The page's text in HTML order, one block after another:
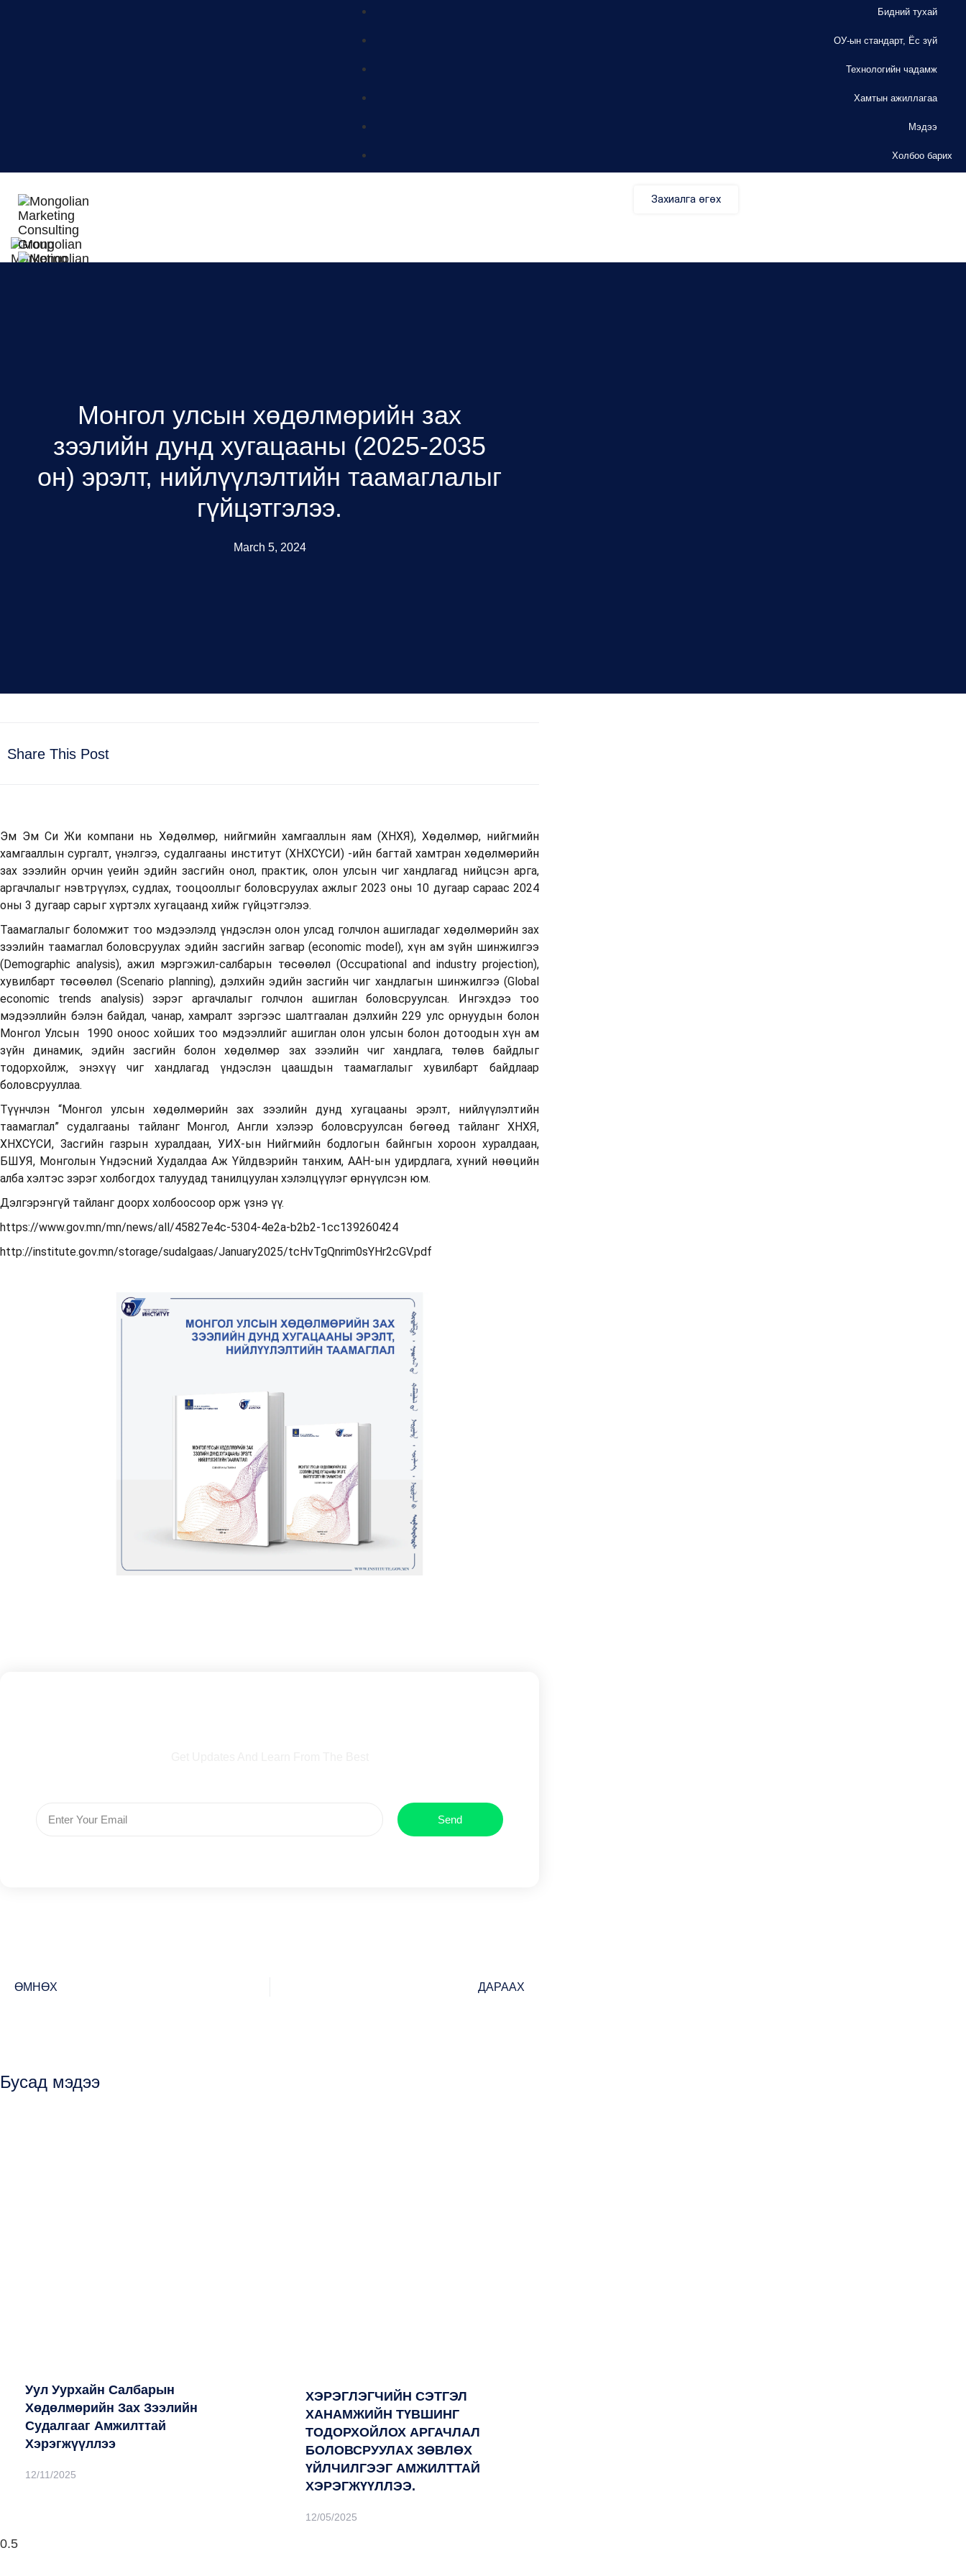
Бидний тухай
ОУ-ын стандарт, Ёс зүй
Технологийн чадамж
Хамтын ажиллагаа
Мэдээ
Холбоо барих
Захиалга өгөх
Монгол улсын хөдөлмөрийн зах
зээлийн дунд хугацааны (2025-2035
он) эрэлт, нийлүүлэлтийн таамаглалыг
гүйцэтгэлээ.
March 5, 2024
Share This Post
Эм Эм Си Жи компани нь Хөдөлмөр, нийгмийн хамгааллын яам (ХНХЯ), Хөдөлмөр, нийгмийн
хамгааллын сургалт, үнэлгээ, судалгааны институт (ХНХСҮСИ) -ийн багтай хамтран хөдөлмөрийн
зах зээлийн орчин үеийн эдийн засгийн онол, практик, олон улсын чиг хандлагад нийцсэн арга,
аргачлалыг нэвтрүүлэх, судлах, тооцооллыг боловсруулах ажлыг 2023 оны 10 дугаар сараас 2024
оны 3 дугаар сарыг хүртэлх хугацаанд хийж гүйцэтгэлээ.
Таамаглалыг боломжит тоо мэдээлэлд үндэслэн олон улсад голчлон ашигладаг хөдөлмөрийн зах
зээлийн таамаглал боловсруулах эдийн засгийн загвар (economic model), хүн ам зүйн шинжилгээ
(Demographic analysis), ажил мэргэжил-салбарын төсөөлөл (Occupational and industry projection),
хувилбарт төсөөлөл (Scenario planning), дэлхийн эдийн засгийн чиг хандлагын шинжилгээ (Global
economic trends analysis) зэрэг аргачлалыг голчлон ашиглан боловсруулсан. Ингэхдээ тоо
мэдээллийн бэлэн байдал, чанар, хамралт зэргээс шалтгаалан дэлхийн 229 улс орнуудын болон
Монгол Улсын 1990 оноос хойших тоо мэдээллийг ашиглан олон улсын болон дотоодын хүн ам
зүйн динамик, эдийн засгийн болон хөдөлмөр зах зээлийн чиг хандлага, төлөв байдлыг
тодорхойлж, энэхүү чиг хандлагад үндэслэн цаашдын таамаглалыг хувилбарт байдлаар
боловсрууллаа.
Түүнчлэн “Монгол улсын хөдөлмөрийн зах зээлийн дунд хугацааны эрэлт, нийлүүлэлтийн
таамаглал” судалгааны тайланг Монгол, Англи хэлээр боловсруулсан бөгөөд тайланг ХНХЯ,
ХНХСҮСИ, Засгийн газрын хуралдаан, УИХ-ын Нийгмийн бодлогын байнгын хороон хуралдаан,
БШУЯ, Монголын Үндэсний Худалдаа Аж Үйлдвэрийн танхим, ААН-ын удирдлага, хүний нөөцийн
алба хэлтэс зэрэг холбогдох талуудад танилцуулан хэлэлцүүлэг өрнүүлсэн юм.
Дэлгэрэнгүй тайланг доорх холбоосоор орж үзнэ үү.
https://www.gov.mn/mn/news/all/45827e4c-5304-4e2a-b2b2-1cc139260424
http://institute.gov.mn/storage/sudalgaas/January2025/tcHvTgQnrim0sYHr2cGV.pdf
Send
ӨМНӨХ ДАРААХ
Бусад мэдээ
Уул Уурхайн Салбарын
Хөдөлмөрийн Зах Зээлийн
Судалгааг Амжилттай
Хэрэгжүүллээ
12/11/2025
ХЭРЭГЛЭГЧИЙН СЭТГЭЛ
ХАНАМЖИЙН ТҮВШИНГ
ТОДОРХОЙЛОХ АРГАЧЛАЛ
БОЛОВСРУУЛАХ ЗӨВЛӨХ
ҮЙЛЧИЛГЭЭГ АМЖИЛТТАЙ
ХЭРЭГЖҮҮЛЛЭЭ.
12/05/2025